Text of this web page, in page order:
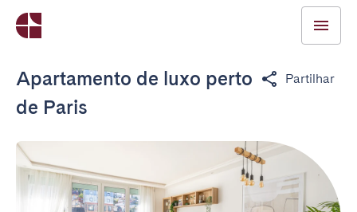
Apartamento de luxo perto
de Paris
Partilhar